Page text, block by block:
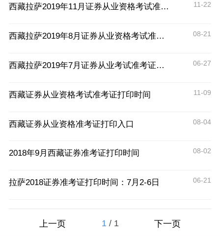
西藏拉萨2019年11月证券从业资格考试准考证打印时间及入口 11-22
西藏拉萨2019年8月证券从业资格考试准考证打印时间及入口 08-21
西藏拉萨2019年7月证券从业考试准考证打印时间及入口 06-27
西藏证券从业资格考试准考证打印时间 11-09
西藏证券从业资格准考证打印入口 08-04
2018年9月西藏证券准考证打印时间 08-02
拉萨2018证券准考证打印时间：7月2-6日 06-21
上一页 1 / 1 下一页